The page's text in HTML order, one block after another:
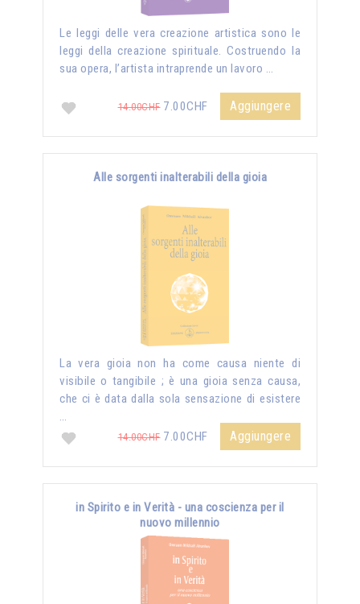
Le leggi delle vera creazione artistica sono le
leggi della creazione spirituale. Costruendo la
sua opera, l’artista intraprende un lavoro …
14.00CHF7.00CHF Aggiungere
Alle sorgenti inalterabili della gioia
La vera gioia non ha come causa niente di
visibile o tangibile ; è una gioia senza causa,
che ci è data dalla sola sensazione di esistere
…
14.00CHF7.00CHF Aggiungere
in Spirito e in Verità - una coscienza per il
nuovo millennio